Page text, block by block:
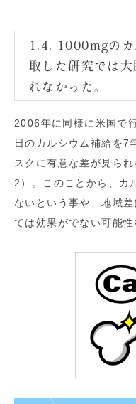
1.4. 1000mgのカ
取した研究では
れなかった。
2006年に同様に米国で
日のカルシウム補給を7
スクに有意な差が見ら
2） 。このことから、カ
ないという事や、地域
ては効果がでない可能性